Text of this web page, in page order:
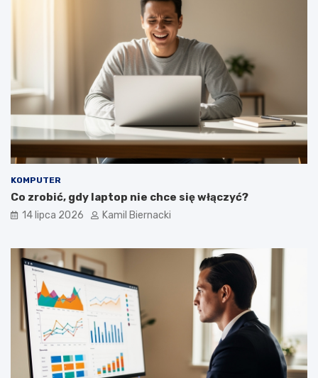
KOMPUTER
Co zrobić, gdy laptop nie chce się włączyć?
14 lipca 2026 Kamil Biernacki